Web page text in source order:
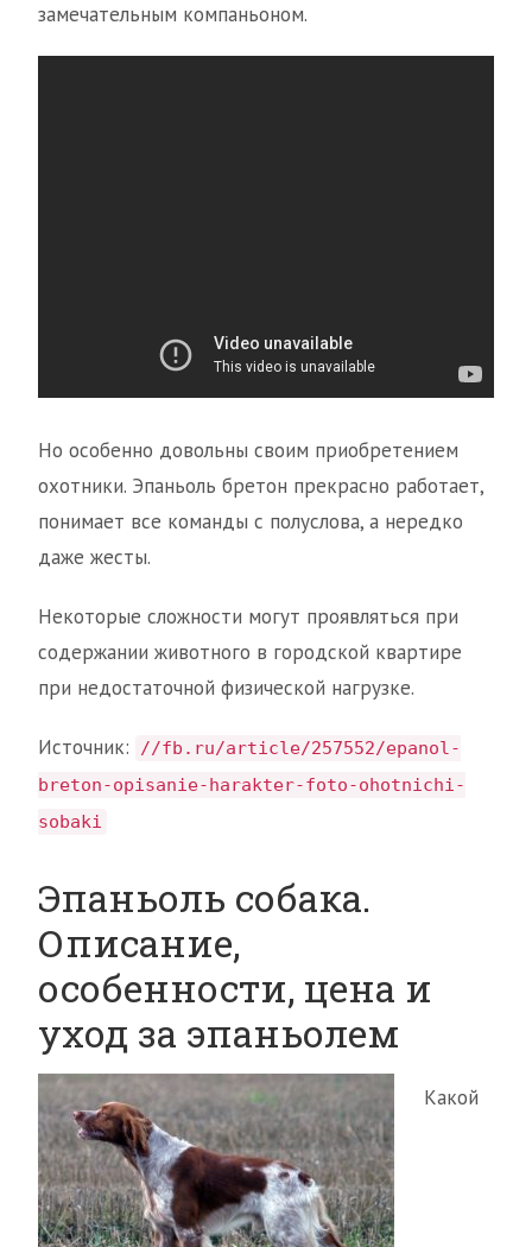
замечательным компаньоном.
Но особенно довольны своим приобретением
охотники. Эпаньоль бретон прекрасно работает,
понимает все команды с полуслова, а нередко
даже жесты.
Некоторые сложности могут проявляться при
содержании животного в городской квартире
при недостаточной физической нагрузке.
Источник:
//fb.ru/article/257552/epanol-
breton-opisanie-harakter-foto-ohotnichi-
sobaki
Эпаньоль собака.
Описание,
особенности, цена и
уход за эпаньолем
Какой